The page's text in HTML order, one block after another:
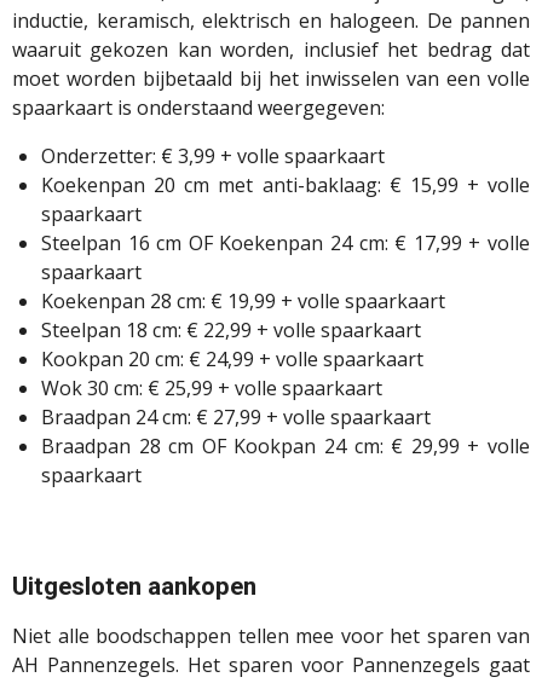
inductie, keramisch, elektrisch en halogeen. De pannen
waaruit gekozen kan worden, inclusief het bedrag dat
moet worden bijbetaald bij het inwisselen van een volle
spaarkaart is onderstaand weergegeven:
Onderzetter: € 3,99 + volle spaarkaart
Koekenpan 20 cm met anti-baklaag: € 15,99 + volle
spaarkaart
Steelpan 16 cm OF Koekenpan 24 cm: € 17,99 + volle
spaarkaart
Koekenpan 28 cm: € 19,99 + volle spaarkaart
Steelpan 18 cm: € 22,99 + volle spaarkaart
Kookpan 20 cm: € 24,99 + volle spaarkaart
Wok 30 cm: € 25,99 + volle spaarkaart
Braadpan 24 cm: € 27,99 + volle spaarkaart
Braadpan 28 cm OF Kookpan 24 cm: € 29,99 + volle
spaarkaart
Uitgesloten aankopen
Niet alle boodschappen tellen mee voor het sparen van
AH Pannenzegels. Het sparen voor Pannenzegels gaat